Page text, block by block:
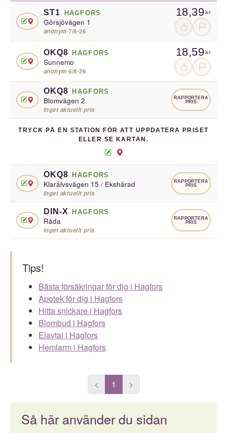
ST1 HAGFORS
Görsjövägen 1
anonym·7/8-26
18,39kr
OKQ8 HAGFORS
Sunnemo
anonym·6/8-26
18,59kr
OKQ8 HAGFORS
Blomvägen 2
inget aktuellt pris
RAPPORTERA
PRIS
TRYCK PÅ EN STATION FÖR ATT UPPDATERA PRISET
ELLER SE KARTAN.
OKQ8 HAGFORS
Klarälvsvägen 15 / Ekshärad
inget aktuellt pris
RAPPORTERA
PRIS
DIN-X HAGFORS
Råda
inget aktuellt pris
RAPPORTERA
PRIS
Tips!
Bästa försäkringar för dig i Hagfors
Apotek för dig i Hagfors
Hitta snickare i Hagfors
Blombud i Hagfors
Elavtal i Hagfors
Hemlarm i Hagfors
< 1 >
Så här använder du sidan